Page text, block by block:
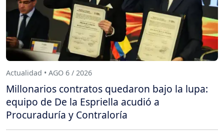
Actualidad • AGO 6 / 2026
Millonarios contratos quedaron bajo la lupa:
equipo de De la Espriella acudió a
Procuraduría y Contraloría